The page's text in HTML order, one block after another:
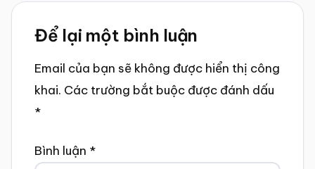
Reader
Interactions
Để lại một bình luận
Email của bạn sẽ không được hiển thị công
khai. Các trường bắt buộc được đánh dấu
*
Bình luận *